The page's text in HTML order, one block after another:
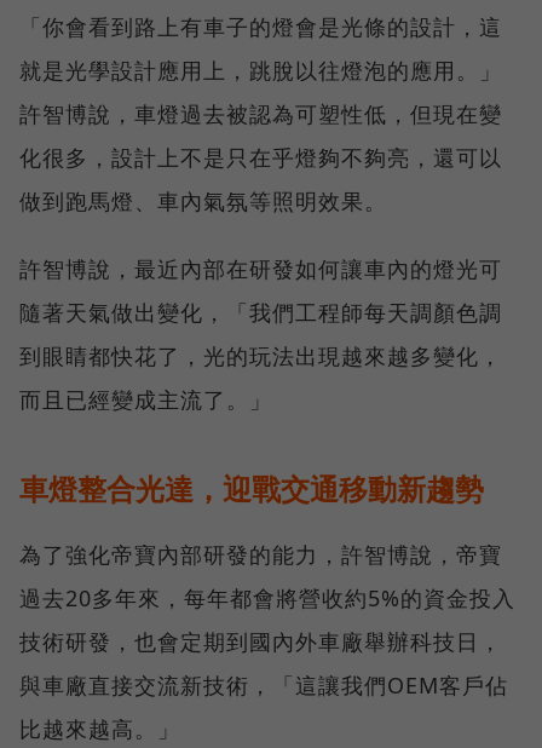
「你會看到路上有車子的燈會是光條的設計，這
就是光學設計應用上，跳脫以往燈泡的應用。」
許智博說，車燈過去被認為可塑性低，但現在變
化很多，設計上不是只在乎燈夠不夠亮，還可以
做到跑馬燈、車內氣氛等照明效果。
許智博說，最近內部在研發如何讓車內的燈光可
隨著天氣做出變化，「我們工程師每天調顏色調
到眼睛都快花了，光的玩法出現越來越多變化，
而且已經變成主流了。」
車燈整合光達，迎戰交通移動新趨勢
為了強化帝寶內部研發的能力，許智博說，帝寶
過去20多年來，每年都會將營收約5%的資金投入
技術研發，也會定期到國內外車廠舉辦科技日，
與車廠直接交流新技術，「這讓我們OEM客戶佔
比越來越高。」